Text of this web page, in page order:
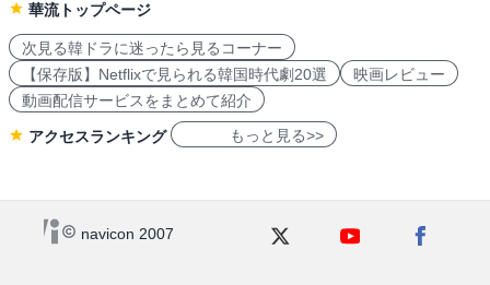
華流トップページ
次見る韓ドラに迷ったら見るコーナー
【保存版】Netflixで見られる韓国時代劇20選
映画レビュー
動画配信サービスをまとめて紹介
アクセスランキング もっと見る>>
navicon 2007